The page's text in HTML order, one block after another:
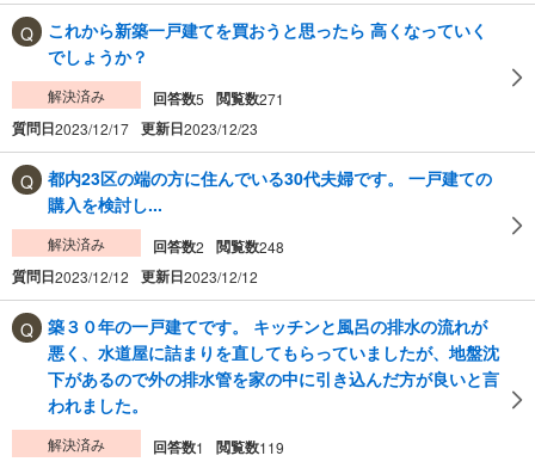
これから新築一戸建てを買おうと思ったら 高くなっていく
でしょうか？
解決済み 回答数5 閲覧数271
質問日2023/12/17 更新日2023/12/23
都内23区の端の方に住んでいる30代夫婦です。 一戸建ての
購入を検討し...
解決済み 回答数2 閲覧数248
質問日2023/12/12 更新日2023/12/12
築３０年の一戸建てです。 キッチンと風呂の排水の流れが
悪く、水道屋に詰まりを直してもらっていましたが、地盤沈
下があるので外の排水管を家の中に引き込んだ方が良いと言
われました。
解決済み 回答数1 閲覧数119